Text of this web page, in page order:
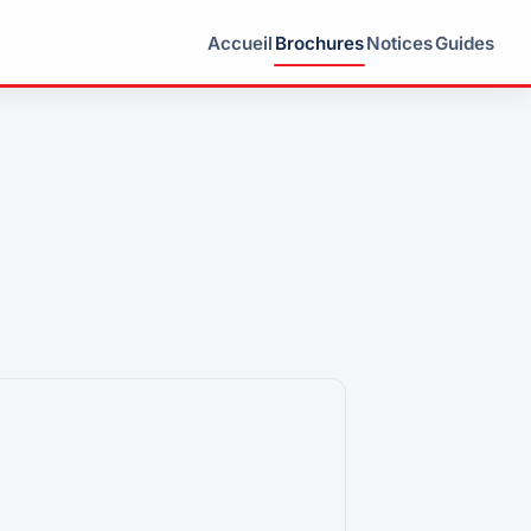
Accueil BrochuresNoticesGuides